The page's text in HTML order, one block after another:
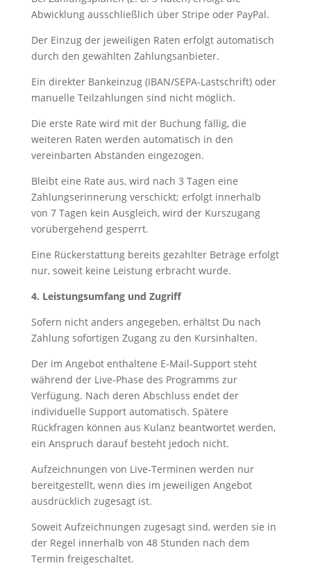
Abwicklung ausschließlich über Stripe oder PayPal.
Der Einzug der jeweiligen Raten erfolgt automatisch
durch den gewählten Zahlungsanbieter.
Ein direkter Bankeinzug (IBAN/SEPA-Lastschrift) oder
manuelle Teilzahlungen sind nicht möglich.
Die erste Rate wird mit der Buchung fällig, die
weiteren Raten werden automatisch in den
vereinbarten Abständen eingezogen.
Bleibt eine Rate aus, wird nach 3 Tagen eine
Zahlungserinnerung verschickt; erfolgt innerhalb
von 7 Tagen kein Ausgleich, wird der Kurszugang
vorübergehend gesperrt.
Eine Rückerstattung bereits gezahlter Beträge erfolgt
nur, soweit keine Leistung erbracht wurde.
4. Leistungsumfang und Zugriff
Sofern nicht anders angegeben, erhältst Du nach
Zahlung sofortigen Zugang zu den Kursinhalten.
Der im Angebot enthaltene E-Mail-Support steht
während der Live-Phase des Programms zur
Verfügung. Nach deren Abschluss endet der
individuelle Support automatisch. Spätere
Rückfragen können aus Kulanz beantwortet werden,
ein Anspruch darauf besteht jedoch nicht.
Aufzeichnungen von Live-Terminen werden nur
bereitgestellt, wenn dies im jeweiligen Angebot
ausdrücklich zugesagt ist.
Soweit Aufzeichnungen zugesagt sind, werden sie in
der Regel innerhalb von 48 Stunden nach dem
Termin freigeschaltet.